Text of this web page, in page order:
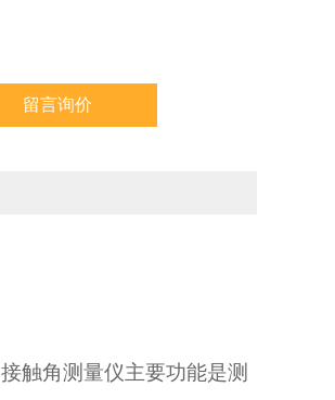
留言询价
接触角测量仪主要功能是测